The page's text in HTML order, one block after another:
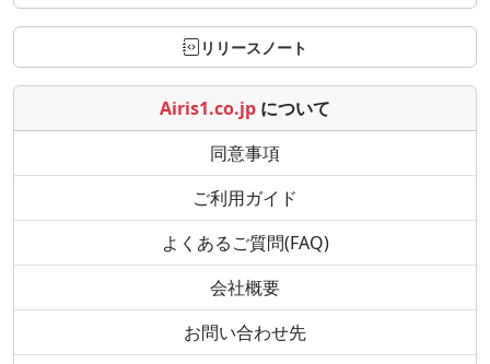
リリースノート
Airis1.co.jp について
同意事項
ご利用ガイド
よくあるご質問(FAQ)
会社概要
お問い合わせ先